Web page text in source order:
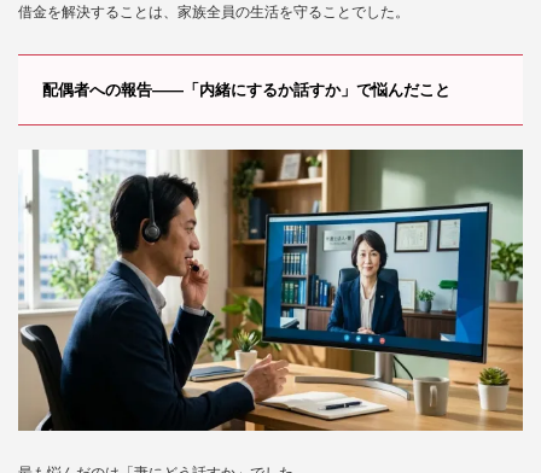
借金を解決することは、家族全員の生活を守ることでした。
配偶者への報告——「内緒にするか話すか」で悩んだこと